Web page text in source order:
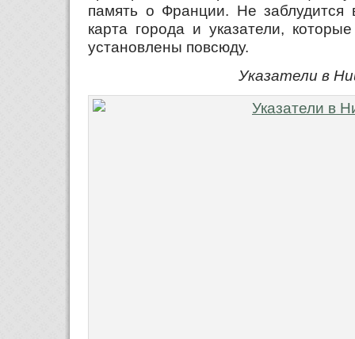
память о Франции. Не заблудится
карта города и указатели,
установлены повсюду.
Указатели в